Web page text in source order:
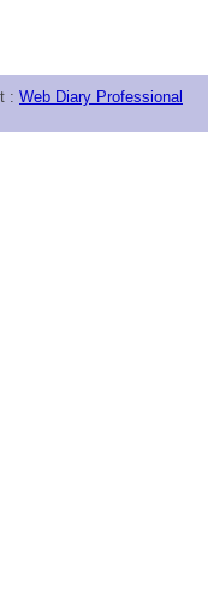
: Web Diary Professional